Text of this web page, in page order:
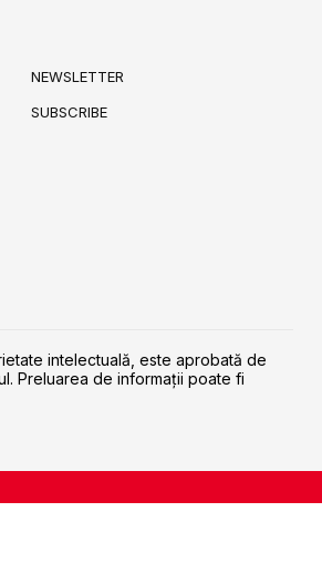
NEWSLETTER
SUBSCRIBE
intelectuală, este aprobată de
Preluarea de informaţii poate fi